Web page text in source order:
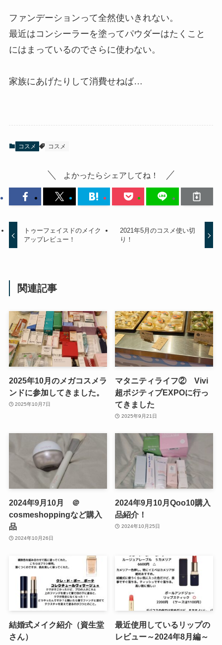
ファンデーションって全然使いきれない。
最近はコンシーラーを塗ってパウダーはたくこと
にはまっているのでさらに使わない。
家族にあげたりして消費せねば…
コスメ コスメ
よかったらシェアしてね！
トゥーフェイスドのメイク
アップレビュー！
2021年5月のコスメ使い切
り！
関連記事
2025年10月のメガコスメラ
ンドに参加してきました。
2025年10月7日
マタニティライフ② Vivi
超ポジティブEXPOに行っ
てきました
2025年9月21日
2024年9月10月 ＠
cosmeshoppingなど購入
品
2024年10月26日
2024年9月10月Qoo10購入
品紹介！
2024年10月25日
結婚式メイク紹介（資生堂
さん）
最近使用しているリップの
レビュー～2024年8月編～